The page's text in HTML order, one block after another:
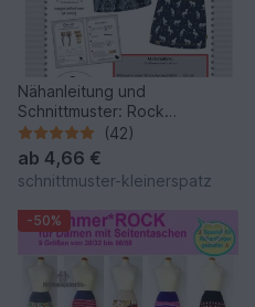
Nähanleitung und
Schnittmuster: Rock
"ruckzuck" Gr. 36 - 44/46
(42)
ab 4,66 €
schnittmuster-kleinerspatz
-50%